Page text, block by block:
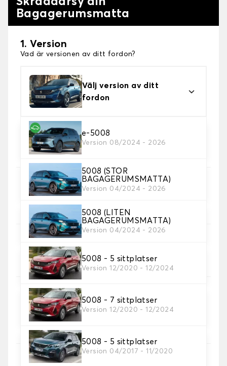
Bagagerumsmatta
1. Version
Vad är versionen av ditt fordon?
Välj version av ditt
fordon
e-5008
Version 08/2024 - 2026
5008 (STOR
BAGAGERUMSMATTA)
Version 04/2024 - 2026
5008 (LITEN
BAGAGERUMSMATTA)
Version 04/2024 - 2026
5008 - 5 sittplatser
Version 12/2020 - 12/2024
5008 - 7 sittplatser
Version 12/2020 - 12/2024
5008 - 5 sittplatser
Version 04/2017 - 11/2020
2. Material
Välj material för din stövelmatta.
3. Färger på mattor
Välj färg på din matta bagageutrymme.
Välj material för sömmar.
5. Färg på sömmar
Välj färg på sömmar.
6. Broderi